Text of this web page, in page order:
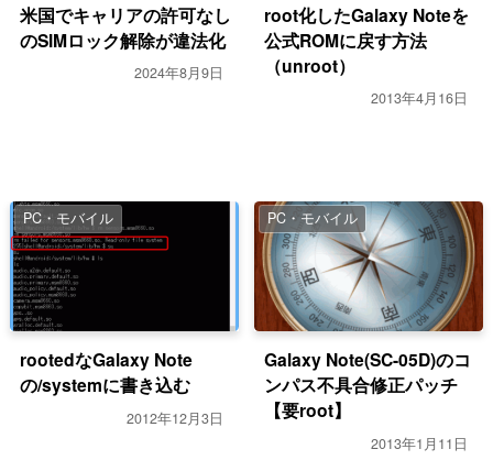
米国でキャリアの許可なし
のSIMロック解除が違法化
2024年8月9日
root化したGalaxy Noteを
公式ROMに戻す方法
（unroot）
2013年4月16日
PC・モバイル
rootedなGalaxy Note
の/systemに書き込む
2012年12月3日
PC・モバイル
Galaxy Note(SC-05D)のコ
ンパス不具合修正パッチ
【要root】
2013年1月11日